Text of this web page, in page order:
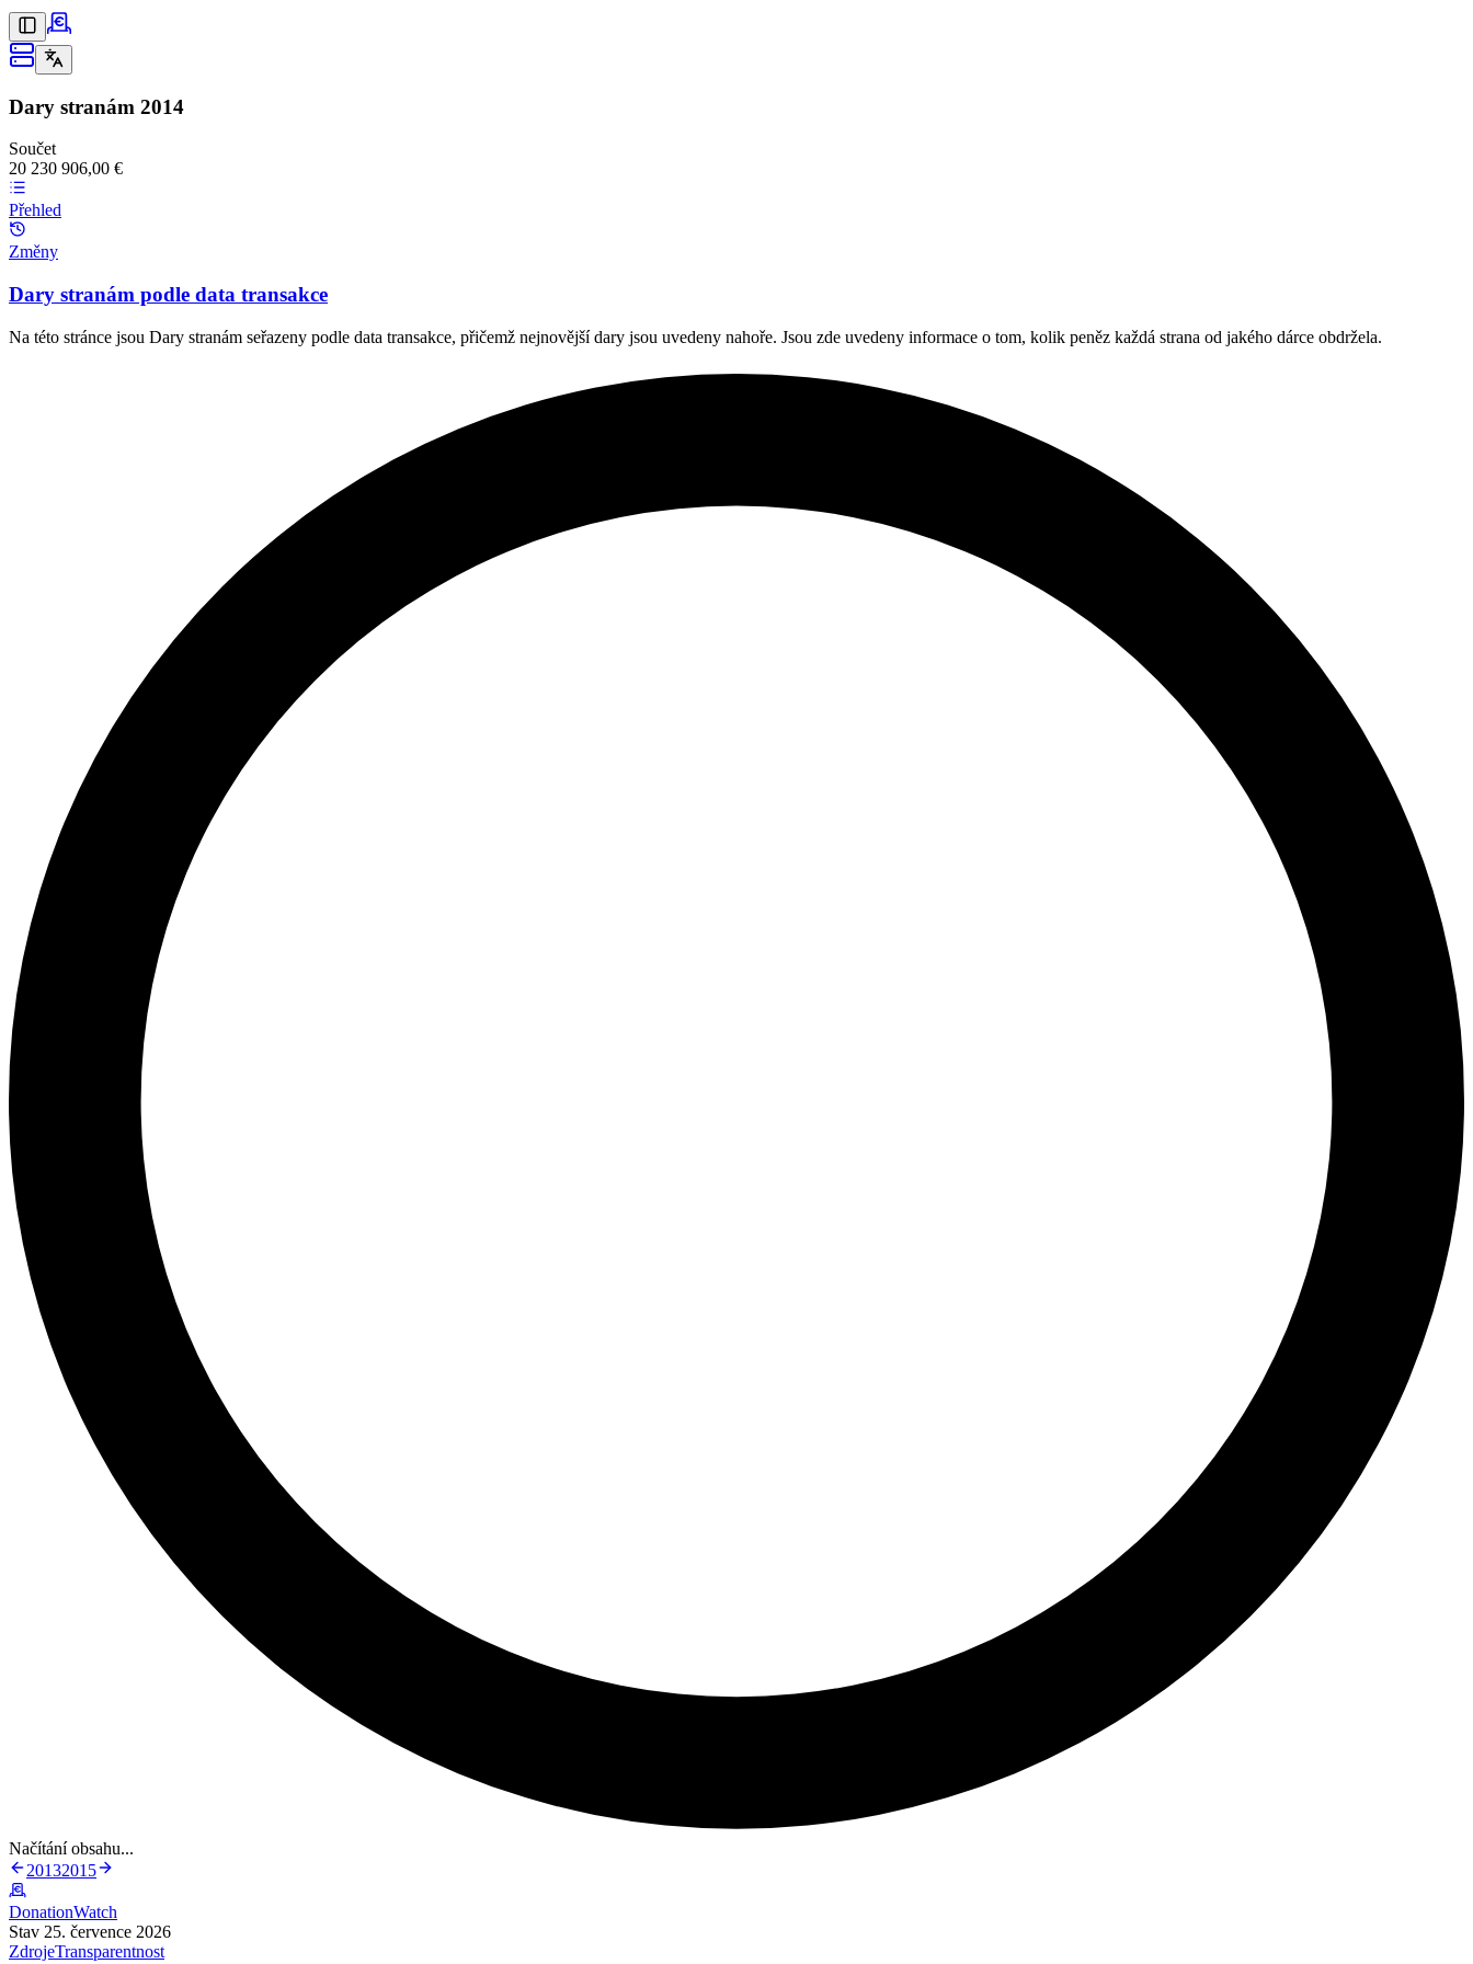
Dary stranám 2014
Součet
20 230 906,00 €
Přehled
Změny
Dary stranám podle data transakce
Na této stránce jsou Dary stranám seřazeny podle data transakce, přičemž nejnovější dary jsou uvedeny nahoře. Jsou zde uvedeny informace o tom, kolik peněz každá strana od jakého dárce obdržela.
Načítání obsahu...
20132015
DonationWatch
Stav 25. července 2026
ZdrojeTransparentnost